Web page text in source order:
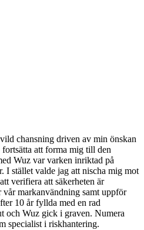
chansning driven av min önskan
att forma mig till den
Wuz var varken inriktad på
I stället valde jag att nischa mig mot
verifiera att säkerheten är
markanvändning samt uppför
10 år fyllda med en rad
och Wuz gick i graven. Numera
specialist i riskhantering.